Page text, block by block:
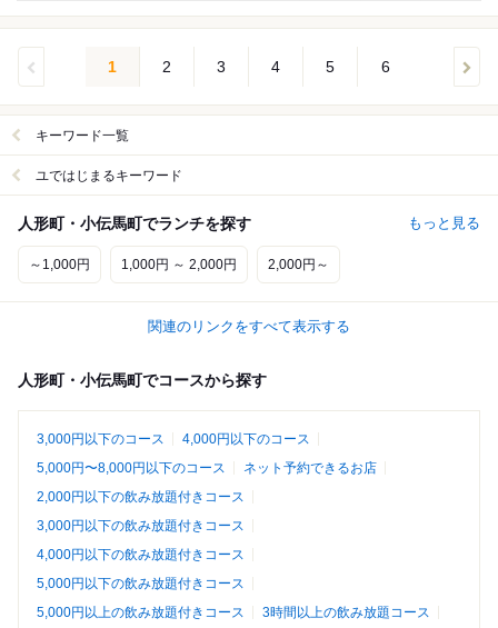
1 2 3 4 5 6
キーワード一覧
ユではじまるキーワード
人形町・小伝馬町でランチを探す もっと見る
～1,000円 1,000円 ～ 2,000円 2,000円～
関連のリンクをすべて表示する
人形町・小伝馬町でコースから探す
3,000円以下のコース
4,000円以下のコース
5,000円〜8,000円以下のコース
ネット予約できるお店
2,000円以下の飲み放題付きコース
3,000円以下の飲み放題付きコース
4,000円以下の飲み放題付きコース
5,000円以下の飲み放題付きコース
5,000円以上の飲み放題付きコース
3時間以上の飲み放題コース